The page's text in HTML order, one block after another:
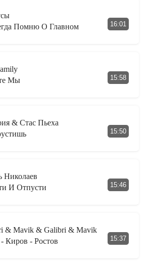
Помню О Главном
16:01
Мы
15:58
& Стас Пьеха
15:50
Николаев
И Отпусти
15:46
& Mavik & Galibri & Mavik
Киров - Ростов
15:37